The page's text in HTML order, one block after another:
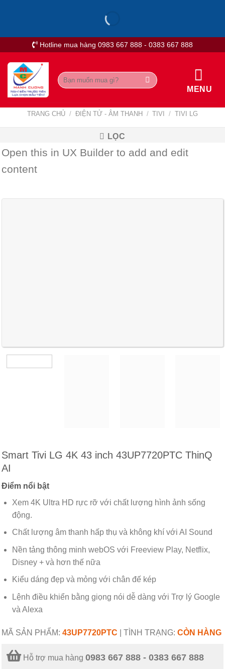
Hotline mua hàng 0983 667 888 - 0383 667 888
Tìm
kiếm:
MENU
TRANG CHỦ / ĐIỆN TỬ - ÂM THANH / TIVI / TIVI LG
LỌC
Open this in UX Builder to add and edit
content
Smart Tivi LG 4K 43 inch 43UP7720PTC ThinQ
AI
Điểm nổi bật
Xem 4K Ultra HD rực rỡ với chất lượng hình ảnh sống
động.
Chất lượng âm thanh hấp thụ và không khí với AI Sound
Nền tảng thông minh webOS với Freeview Play, Netflix,
Disney + và hơn thế nữa
Kiểu dáng đẹp và mỏng với chân đế kép
Lệnh điều khiển bằng giọng nói dễ dàng với Trợ lý Google
và Alexa
MÃ SẢN PHẨM: 43UP7720PTC TÌNH TRẠNG: CÒN HÀNG
Hỗ trợ mua hàng 0983 667 888 - 0383 667 888